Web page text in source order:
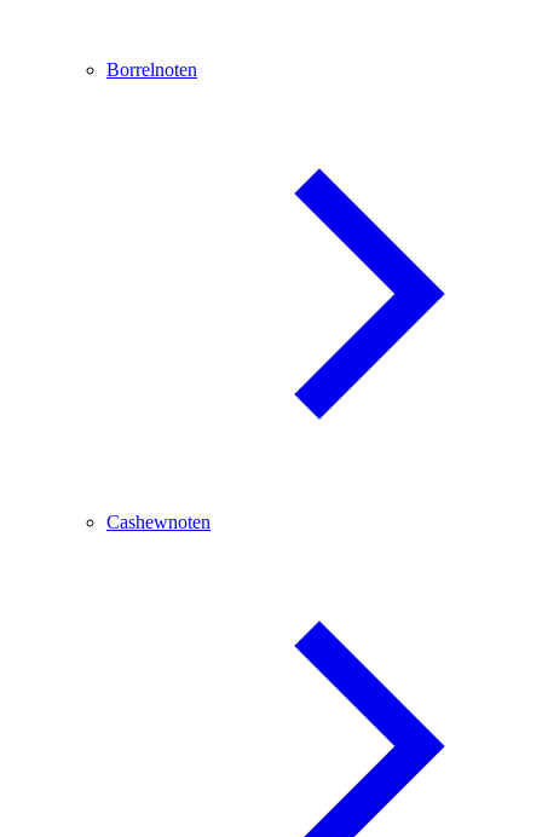
Borrelnoten
Cashewnoten